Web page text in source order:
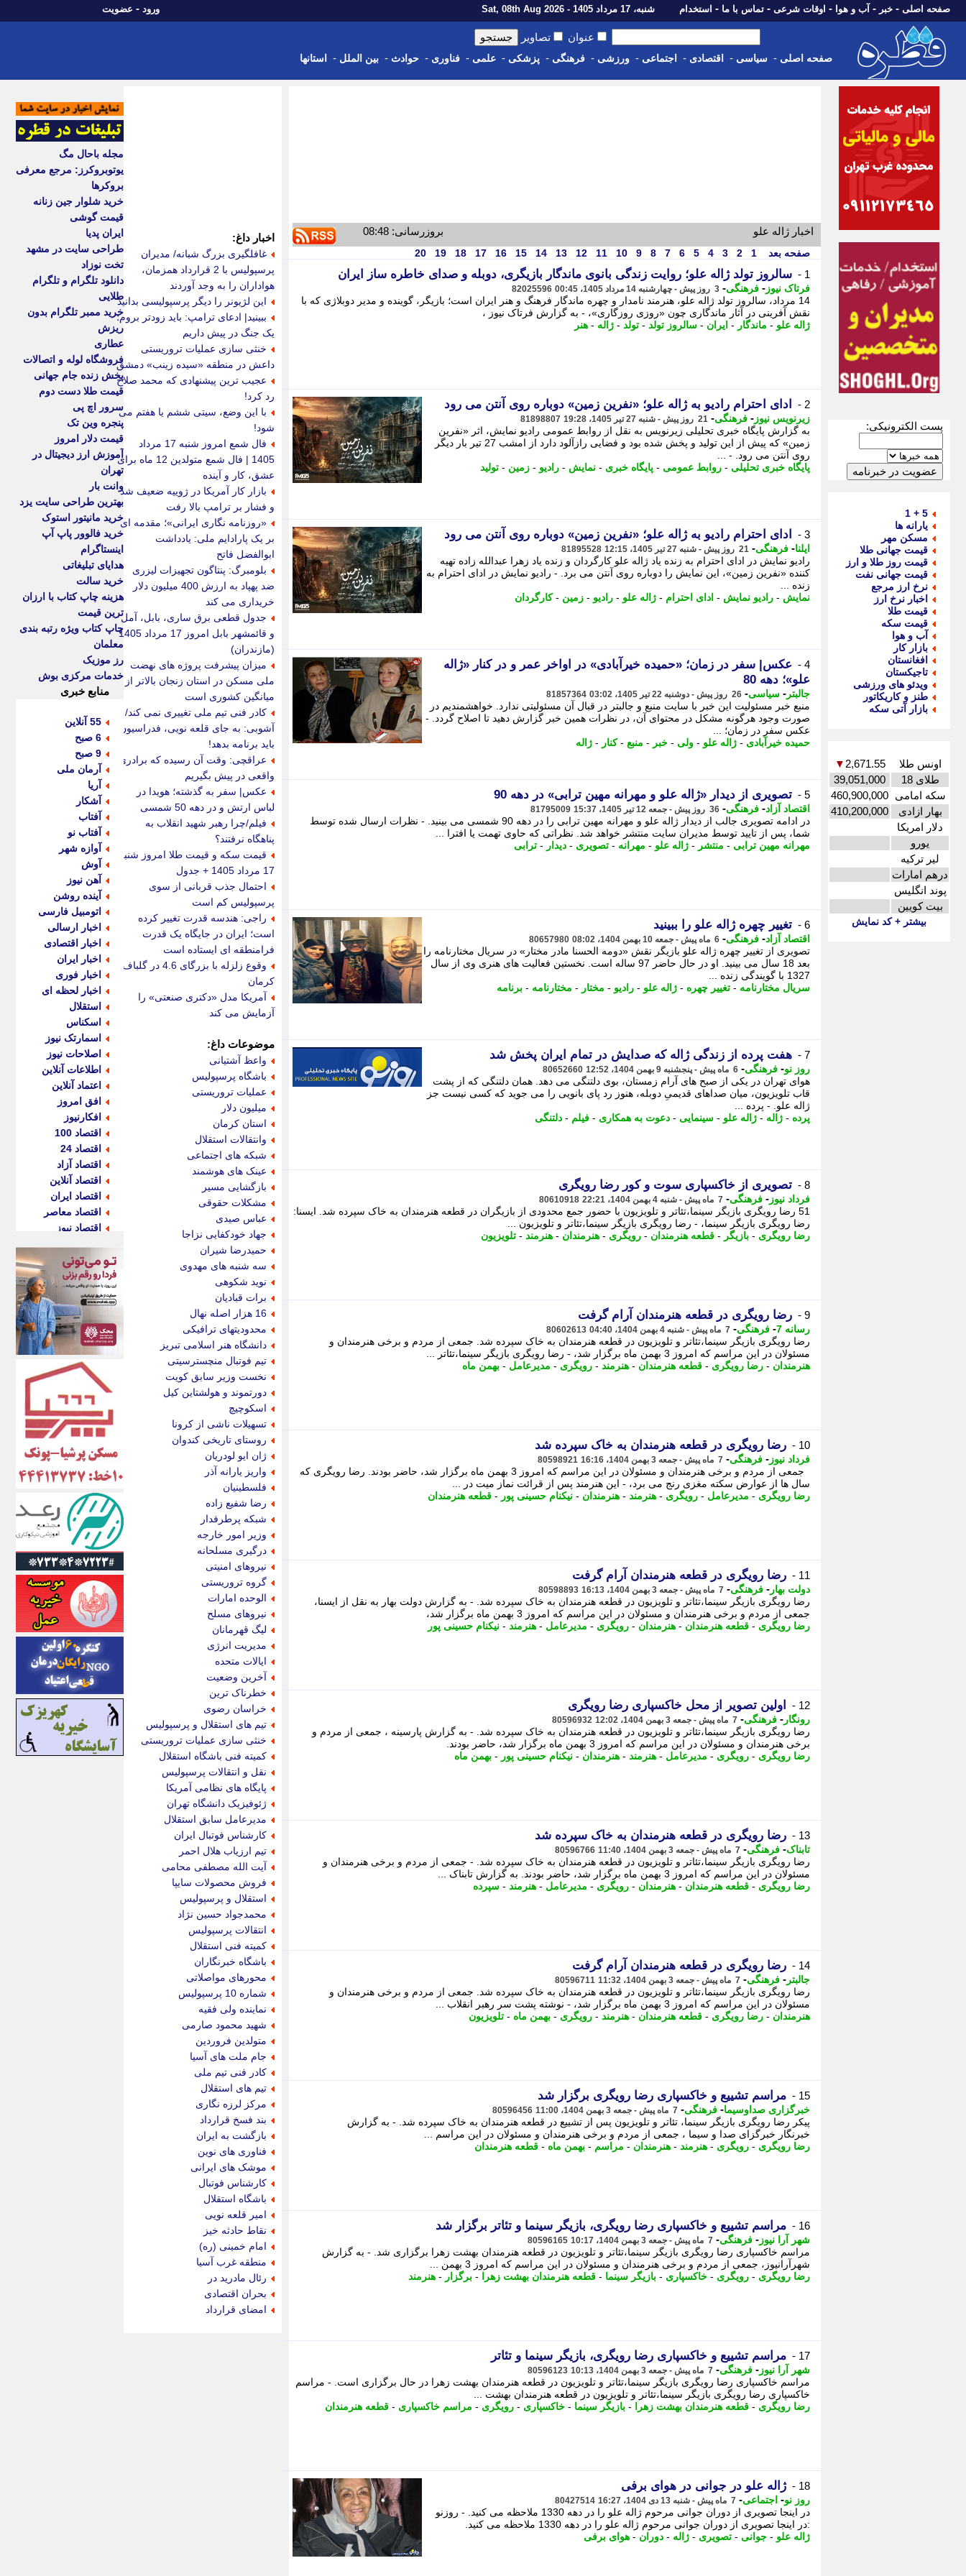
صفحه اصلی - خبر - آب و هوا - اوقات شرعی - تماس با ما - استخدام شنبه، 17 مرداد 1405 - Sat, 08th Aug 2026 ورود - عضویت
عنوان تصاویر
صفحه اصلی - سیاسی - اقتصادی - اجتماعی - ورزشی - فرهنگی - پزشکی - علمی - فناوری - حوادث - بین الملل - استانها
پست الکترونیکی:
5 + 1
یارانه ها
مسکن مهر
قیمت جهانی طلا
قیمت روز طلا و ارز
قیمت جهانی نفت
نرخ ارز مرجع
اخبار نرخ ارز
قیمت طلا
قیمت سکه
آب و هوا
بازار کار
افغانستان
تاجیکستان
ویدئو های ورزشی
طنز و کاریکاتور
بازار آتی سکه
اونس طلا 2,671.55
▼
طلای 18
39,051,000
سکه امامی 460,900,000
بهار ازادی
410,200,000
دلار امریکا
یورو
لیر ترکیه
درهم امارات
پوند انگلیس
بیت کویین
بیشتر + کد نمایش
اخبار ژاله علو بروزرسانی: 08:48
صفحه بعد 1
2
3
4
5
6
7
8
9
10
11
12
13
14
15
16
17
18
19
20
1 - سالروز تولد ژاله علو؛ روایت زندگی بانوی ماندگار بازیگری، دوبله و صدای خاطره ساز ایران
فرتاک نیوز - فرهنگی- 3 روز پیش - چهارشنبه 14 مرداد 1405، 00:45 82025596
14 مرداد، سالروز تولد ژاله علو، هنرمند نامدار و چهره ماندگار فرهنگ و هنر ایران است؛ بازیگر، گوینده و مدیر دوبلاژی که با
نقش آفرینی در آثار ماندگاری چون «روزی روزگاری»، - به گزارش فرتاک نیوز ،
ژاله علو - ماندگار - ایران - سالروز تولد - تولد - ژاله - هنر
2 - ادای احترام رادیو به ژاله علو؛ «نفرین زمین» دوباره روی آنتن می رود
زیرنویس نیوز - فرهنگی- 21 روز پیش - شنبه 27 تیر 1405، 19:28 81898807
به گزارش پایگاه خبری تحلیلی زیرنویس به نقل از روابط عمومی رادیو نمایش، اثر «نفرین
زمین» که پیش از این تولید و پخش شده بود و فضایی رازآلود دارد از امشب 27 تیر بار دیگر
روی آنتن می رود. - ...
پایگاه خبری تحلیلی - روابط عمومی - پایگاه خبری - نمایش - رادیو - زمین - تولید
3 - ادای احترام رادیو به ژاله علو؛ «نفرین زمین» دوباره روی آنتن می رود
ایلنا- فرهنگی- 21 روز پیش - شنبه 27 تیر 1405، 12:15 81895528
رادیو نمایش در ادای احترام به زنده یاد ژاله علو کارگردان و زنده یاد زهرا عبدالله زاده تهیه
کننده «نفرین زمین»، این نمایش را دوباره روی آنتن می برد. - رادیو نمایش در ادای احترام به
زنده ...
نمایش - رادیو نمایش - ادای احترام - ژاله علو - رادیو - زمین -کارگردان
4 -
عکس| سفر در زمان؛ «حمیده خیرآبادی» در اواخر عمر و در کنار «ژاله
علو»؛ دهه 80
جالبتر - سیاسی- 26 روز پیش - دوشنبه 22 تیر 1405، 03:02 81857364
منبع خبر مسئولیت این خبر با سایت منبع و جالبتر در قبال آن مسئولیتی ندارد. خواهشمندیم در
صورت وجود هرگونه مشکل در محتوای آن، در نظرات همین خبر گزارش دهید تا اصلاح گردد. -
عکس سفر در زمان؛ ...
حمیده خیرآبادی - ژاله علو - ولی - خبر - منبع -کنار - ژاله
5 - تصویری از دیدار «ژاله علو و مهرانه مهین ترابی» در دهه 90
اقتصاد آزاد- فرهنگی- 36 روز پیش - جمعه 12 تیر 1405، 15:37 81795009
در ادامه تصویری جالب از دیدار ژاله علو و مهرانه مهین ترابی را در دهه 90 شمسی می بینید. - نظرات ارسال شده توسط
شما، پس از تایید توسط مدیران سایت منتشر خواهد شد. نظراتی که حاوی تهمت یا افترا ...
مهرانه مهین ترابی - منتشر - ژاله علو - مهرانه - تصویری - دیدار - ترابی
6 - تغییر چهره ژاله علو را ببینید
اقتصاد آزاد- فرهنگی- 6 ماه پیش - جمعه 10 بهمن 1404، 08:02 80657980
تصویری از تغییر چهره ژاله علو بازیگر نقش «دومه الحسنا مادر مختار» در سریال مختارنامه را
بعد 18 سال می بینید. او در حال حاضر 97 ساله است. نخستین فعالیت های هنری وی از سال
1327 با گویندگی زنده ...
سریال مختارنامه - تغییر چهره - ژاله علو - رادیو - مختار - مختارنامه - برنامه
7 - هفت پرده از زندگی ژاله که صدایش در تمام ایران پخش شد
روز نو- فرهنگی- 6 ماه پیش - پنجشنبه 9 بهمن 1404، 12:52 80652660
هوای تهران در یکی از صبح های آرام زمستان، بوی دلتنگی می دهد. همان دلتنگی که از پشت
قاب تلویزیون، میان صداهای قدیمیِ دوبله، هنوز رد پای بانویی را می جوید که کسی نیست جز
ژاله علو. - پرده ...
پرده - ژاله - ژاله علو - سینمایی - دعوت به همکاری - فیلم - دلتنگی
8 - تصویری از خاکسپاری سوت و کور رضا رویگری
فرداد نیوز - فرهنگی- 7 ماه پیش - شنبه 4 بهمن 1404، 22:21 80610918
51 رضا رویگری بازیگر سینما،تئاتر و تلویزیون با حضور جمع محدودی از بازیگران در قطعه هنرمندان به خاک سپرده شد. ایسنا:
رضا رویگری بازیگر سینما، - رضا رویگری بازیگر سینما،تئاتر و تلویزیون ...
رضا رویگری - بازیگر - قطعه هنرمندان - رویگری - هنرمندان - هنرمند - تلویزیون
9 - رضا رویگری در قطعه هنرمندان آرام گرفت
رسانه 7 - فرهنگی- 7 ماه پیش - شنبه 4 بهمن 1404، 04:40 80602613
رضا رویگری بازیگر سینما،تئاتر و تلویزیون در قطعه هنرمندان به خاک سپرده شد. جمعی از مردم و برخی هنرمندان و
مسئولان در این مراسم که امروز 3 بهمن ماه برگزار شد، - رضا رویگری بازیگر سینما،تئاتر ...
هنرمندان - رضا رویگری - قطعه هنرمندان - هنرمند - رویگری - مدیرعامل - بهمن ماه
10 - رضا رویگری در قطعه هنرمندان به خاک سپرده شد
فرداد نیوز - فرهنگی- 7 ماه پیش - جمعه 3 بهمن 1404، 16:16 80598921
جمعی از مردم و برخی هنرمندان و مسئولان در این مراسم که امروز 3 بهمن ماه برگزار شد، حاضر بودند. رضا رویگری که
سال ها از عوارض سکته مغزی رنج می برد، - این هنرمند پس از قرائت نماز میت در ...
رضا رویگری - مدیرعامل - رویگری - هنرمند - هنرمندان - نیکنام حسینی پور - قطعه هنرمندان
11 - رضا رویگری در قطعه هنرمندان آرام گرفت
دولت بهار - فرهنگی- 7 ماه پیش - جمعه 3 بهمن 1404، 16:13 80598893
رضا رویگری بازیگر سینما،تئاتر و تلویزیون در قطعه هنرمندان به خاک سپرده شد. - به گزارش دولت بهار به نقل از ایسنا،
جمعی از مردم و برخی هنرمندان و مسئولان در این مراسم که امروز 3 بهمن ماه برگزار شد،
رضا رویگری - قطعه هنرمندان - هنرمندان - رویگری - مدیرعامل - هنرمند - نیکنام حسینی پور
12 - اولین تصویر از محل خاکسپاری رضا رویگری
رونگار - فرهنگی- 7 ماه پیش - جمعه 3 بهمن 1404، 12:02 80596932
رضا رویگری بازیگر سینما،تئاتر و تلویزیون در قطعه هنرمندان به خاک سپرده شد. - به گزارش پارسینه ، جمعی از مردم و
برخی هنرمندان و مسئولان در این مراسم که امروز 3 بهمن ماه برگزار شد، حاضر بودند.
رضا رویگری - رویگری - مدیرعامل - هنرمند - هنرمندان - نیکنام حسینی پور - بهمن ماه
13 - رضا رویگری در قطعه هنرمندان به خاک سپرده شد
تابناک- فرهنگی- 7 ماه پیش - جمعه 3 بهمن 1404، 11:40 80596766
رضا رویگری بازیگر سینما،تئاتر و تلویزیون در قطعه هنرمندان به خاک سپرده شد. - جمعی از مردم و برخی هنرمندان و
مسئولان در این مراسم که امروز 3 بهمن ماه برگزار شد، حاضر بودند. به گزارش تابناک ...
رضا رویگری - قطعه هنرمندان - هنرمندان - رویگری - مدیرعامل - هنرمند - سپرده
14 - رضا رویگری در قطعه هنرمندان آرام گرفت
جالبتر - فرهنگی- 7 ماه پیش - جمعه 3 بهمن 1404، 11:32 80596711
رضا رویگری بازیگر سینما،تئاتر و تلویزیون در قطعه هنرمندان به خاک سپرده شد. جمعی از مردم و برخی هنرمندان و
مسئولان در این مراسم که امروز 3 بهمن ماه برگزار شد، - نوشته پشت سر رهبر انقلاب ...
هنرمندان - رضا رویگری - قطعه هنرمندان - هنرمند - رویگری - بهمن ماه - تلویزیون
15 - مراسم تشییع و خاکسپاری رضا رویگری برگزار شد
خبرگزاری صداوسیما- فرهنگی- 7 ماه پیش - جمعه 3 بهمن 1404، 11:00 80596456
پیکر رضا رویگری بازیگر سینما، تئاتر و تلویزیون پس از تشییع در قطعه هنرمندان به خاک سپرده شد. - به گزارش
خبرنگار خبرگزای صدا و سیما ، جمعی از مردم و برخی هنرمندان و مسئولان در این مراسم ...
رضا رویگری - رویگری - هنرمند - هنرمندان - مراسم - بهمن ماه - قطعه هنرمندان
16 - مراسم تشییع و خاکسپاری رضا رویگری، بازیگر سینما و تئاتر برگزار شد
شهر آرا نیوز - فرهنگی- 7 ماه پیش - جمعه 3 بهمن 1404، 10:17 80596165
مراسم خاکسپاری رضا رویگری بازیگر سینما،تئاتر و تلویزیون در قطعه هنرمندان بهشت زهرا برگزاری شد. - به گزارش
شهرآرانیوز، جمعی از مردم و برخی هنرمندان و مسئولان در این مراسم که امروز 3 بهمن ...
رضا رویگری - رویگری - خاکسپاری - بازیگر سینما - قطعه هنرمندان بهشت زهرا - برگزار - هنرمند
17 - مراسم تشییع و خاکسپاری رضا رویگری، بازیگر سینما و تئاتر
شهر آرا نیوز - فرهنگی- 7 ماه پیش - جمعه 3 بهمن 1404، 10:13 80596123
مراسم خاکسپاری رضا رویگری بازیگر سینما،تئاتر و تلویزیون در قطعه هنرمندان بهشت زهرا در حال برگزاری است. - مراسم
خاکسپاری رضا رویگری بازیگر سینما،تئاتر و تلویزیون در قطعه هنرمندان بهشت ...
رضا رویگری - قطعه هنرمندان بهشت زهرا - بازیگر سینما - خاکسپاری - رویگری - مراسم خاکسپاری - قطعه هنرمندان
18 - ژاله علو در جوانی در هوای برفی
روز نو- اجتماعی- 7 ماه پیش - شنبه 13 دی 1404، 16:27 80427514
در اینجا تصویری از دوران جوانی مرحوم ژاله علو را در دهه 1330 ملاحظه می کنید. - روزنو
:در اینجا تصویری از دوران جوانی مرحوم ژاله علو را در دهه 1330 ملاحظه می کنید.
ژاله علو - جوانی - تصویری - ژاله - دوران - هوای برفی
اخبار داغ:
غافلگیری بزرگ شبانه/ مدیران
پرسپولیس با 2 قرارداد همزمان،
هواداران را به وجد آوردند
این لژیونر را دیگر پرسپولیسی بدانید
ببینید| ادعای ترامپ: باید زودتر بروم؛
یک جنگ در پیش داریم
خنثی سازی عملیات تروریستی
داعش در منطقه «سیده زینب» دمشق
عجیب ترین پیشنهادی که محمد صلاح
رد کرد!
با این وضع، سیتی ششم یا هفتم می
شود!
فال شمع امروز شنبه 17 مرداد
1405 | فال شمع متولدین 12 ماه برای
عشق، کار و آینده
بازار کار آمریکا در ژوییه ضعیف شد
و فشار بر ترامپ بالا رفت
«روزنامه نگاری ایرانی»؛ مقدمه ای
بر یک پارادایم ملی: یادداشت
ابوالفضل فاتح
بلومبرگ: پنتاگون تجهیزات لیزری
ضد پهپاد به ارزش 400 میلیون دلار
خریداری می کند
جدول قطعی برق ساری، بابل، آمل
و قائمشهر بابل امروز 17 مرداد 1405
(مازندران)
میزان پیشرفت پروژه های نهضت
ملی مسکن در استان زنجان بالاتر از
میانگین کشوری است
کادر فنی تیم ملی تغییری نمی کند/
آشوبی: به جای قلعه نویی، فدراسیون
باید برنامه بدهد!
عراقچی: وقت آن رسیده که برادری
واقعی در پیش بگیریم
عکس| سفر به گذشته؛ هویدا در
لباس ارتش و در دهه 50 شمسی
فیلم/چرا رهبر شهید انقلاب به
پناهگاه نرفتند؟
قیمت سکه و قیمت طلا امروز شنبه
17 مرداد 1405 + جدول
احتمال جذب قربانی از سوی
پرسپولیس کم است
راجی: هندسه قدرت تغییر کرده
است؛ ایران در جایگاه یک قدرت
فرامنطقه ای ایستاده است
وقوع زلزله با بزرگای 4.6 در گلباف
کرمان
آمریکا مدل «دکتری صنعتی» را
آزمایش می کند
موضوعات داغ:
واعظ آشتیانی
باشگاه پرسپولیس
عملیات تروریستی
میلیون دلار
استان کرمان
وانتقالات استقلال
شبکه های اجتماعی
عینک های هوشمند
بازگشایی مسیر
مشکلات حقوقی
عباس صیدی
جهاد خودکفایی نزاجا
حمیدرضا شیران
سه شنبه های مهدوی
نوید شکوهی
برات قبادیان
16 هزار اصله نهال
محدودیتهای ترافیکی
دانشگاه هنر اسلامی تبریز
تیم فوتبال منچسترسیتی
نخست وزیر سابق کویت
دورتموند و هولشتاین کیل
اسکوچیچ
تسهیلات ناشی از کرونا
روستای تاریخی کندوان
ژان ایو لودریان
واریز یارانه آذر
فلسطینیان
رضا شفیع زاده
شبکه پرطرفدار
وزیر امور خارجه
درگیری مسلحانه
نیروهای امنیتی
گروه تروریستی
الوحده امارات
نیروهای مسلح
لیگ قهرمانان
مدیریت انرژی
ایالات متحده
آخرین وضعیت
خطرناک ترین
خراسان رضوی
تیم های استقلال و پرسپولیس
خنثی سازی عملیات تروریستی
کمیته فنی باشگاه استقلال
نقل و انتقالات پرسپولیس
پایگاه های نظامی آمریکا
ژئوفیزیک دانشگاه تهران
مدیرعامل سابق استقلال
کارشناس فوتبال ایران
تیم ارزیاب هلال احمر
آیت الله مصطفی محامی
فروش محصولات سایپا
استقلال و پرسپولیس
محمدجواد حسین نژاد
انتقالات پرسپولیس
کمیته فنی استقلال
باشگاه خبرنگاران
محورهای مواصلاتی
شماره 10 پرسپولیس
نماینده ولی فقیه
شهید محمود صارمی
متولدین فروردین
جام ملت های آسیا
کادر فنی تیم ملی
تیم های استقلال
مرکز لرزه نگاری
بند فسخ قرارداد
بازگشت به ایران
فناوری های نوین
موشک های ایرانی
کارشناس فوتبال
باشگاه استقلال
امیر قلعه نویی
نقاط حادثه خیز
امام خمینی (ره)
منطقه غرب آسیا
رئال مادرید در
بحران اقتصادی
امضای قرارداد
مجله باحال مگ
یوتوبروکرز: مرجع معرفی
بروکرها
خرید شلوار جین زنانه
قیمت گوشی
ایران پدیا
طراحی سایت در مشهد
تخت نوزاد
دانلود تلگرام و تلگرام
طلایی
خرید ممبر تلگرام بدون
ریزش
عطاری
فروشگاه لوله و اتصالات
پخش زنده جام جهانی
قیمت طلا دست دوم
سرور اچ پی
پنجره وین تک
قیمت دلار امروز
آموزش ارز دیجیتال در
تهران
وانت بار
بهترین طراحی سایت یزد
خرید مانیتور استوک
خرید فالوور پاپ آپ
اینستاگرام
هدایای تبلیغاتی
خرید سالت
هزینه چاپ کتاب با ارزان
ترین قیمت
چاپ کتاب ویژه رتبه بندی
معلمان
رز موزیک
خدمات مرکزی بوش
منابع خبری
55 آنلاین
6 صبح
9 صبح
آرمان ملی
آریا
آشکار
آفتاب
آفتاب نو
آوازه شهر
آوش
آهن نیوز
آینده روشن
اتومبیل فارسی
اخبار ارسالی
اخبار اقتصادی
اخبار ایران
اخبار فوری
اخبار لحظه ای
استقلال
اسکناس
اسمارتک نیوز
اصلاحات نیوز
اطلاعات آنلاین
اعتماد آنلاین
افق امروز
افکارنیوز
اقتصاد 100
اقتصاد 24
اقتصاد آزاد
اقتصاد آنلاین
اقتصاد ایران
اقتصاد معاصر
اقتصاد نیوز
اکوفارس
اکونگار
اکونیوز
الف
انتشار آنلاین
اندیشه قرن
اندیشه معاصر
اندیشه ها
انرژی پرس
ای استخدام
ایتنا
ایراف
ایران آرت
ایران آنلاین
ایران زندگی
ایران فوری
ایرانی روز
ایرانیتال
ایرنا
ایسکانیوز
ایسنا
ایکنا
ایلنا
اینتیتر
ایونا نیوز
بازتاب آنلاین
باشگاه خبرنگاران
باغستان نیوز
بامبوک
ببین و بخون
بدینسان
بنکر